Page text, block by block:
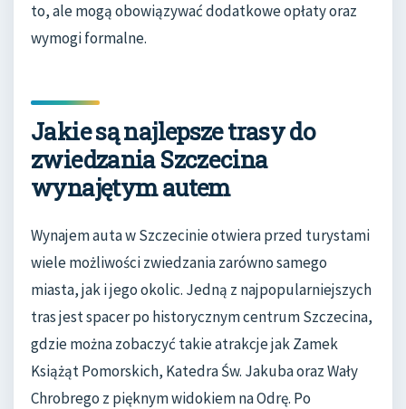
to, ale mogą obowiązywać dodatkowe opłaty oraz
wymogi formalne.
Jakie są najlepsze trasy do
zwiedzania Szczecina
wynajętym autem
Wynajem auta w Szczecinie otwiera przed turystami
wiele możliwości zwiedzania zarówno samego
miasta, jak i jego okolic. Jedną z najpopularniejszych
tras jest spacer po historycznym centrum Szczecina,
gdzie można zobaczyć takie atrakcje jak Zamek
Książąt Pomorskich, Katedra Św. Jakuba oraz Wały
Chrobrego z pięknym widokiem na Odrę. Po